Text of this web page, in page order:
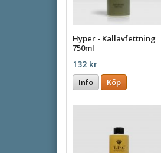
Hyper - Kallavfettning
750ml
132 kr
Info Köp